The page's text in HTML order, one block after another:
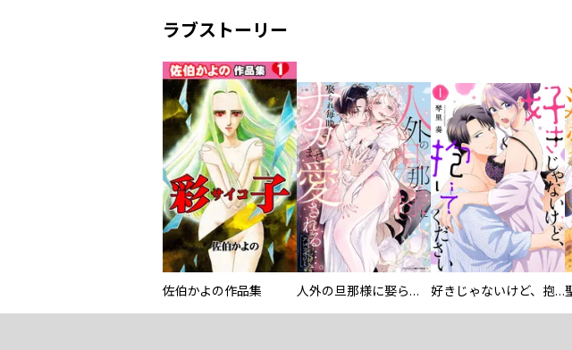
ラブストーリー
佐伯かよの作品集 人外の旦那様に娶られ毎晩ナカまで愛される…。アンソロジー 好きじゃないけど、抱いてください【電子単行本版／特典おまけ付き】